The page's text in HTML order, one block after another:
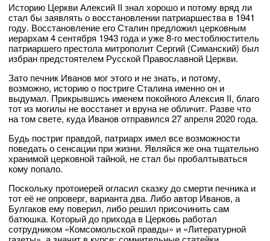
Историю Церкви Алексий II знал хорошо и потому вряд ли
стал бы заявлять о восстановлении патриаршества в 1941
году. Восстановление его Сталин предложил церковным
иерархам 4 сентября 1943 года и уже 8-го местоблюститель
патриаршего престола митрополит Сергий (Симанский) был
избран предстоятелем Русской Православной Церкви.
Зато печник Иванов мог этого и не знать, и потому,
возможно, историю о постриге Сталина именно он и
выдумал. Прикрывшись именем покойного Алексия II, благо
тот из могилы не восстанет и вруна не обличит. Разве что
на том свете, куда Иванов отправился 27 апреля 2020 года.
Будь постриг правдой, патриарх имел все возможности
поведать о сенсации при жизни. Являйся же она тщательно
хранимой церковной тайной, не стал бы пробалтываться
кому попало.
Поскольку протоиерей огласил сказку до смерти печника и
тот её не опроверг, варианта два. Либо автор Иванов, а
Булгаков ему поверил, либо решил присочинить сам
батюшка. Который до прихода в Церковь работал
сотрудником «Комсомольской правды» и «Литературной